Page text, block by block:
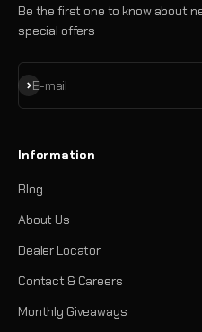
Be the first one to know about
special offers
E-mail
Subscribe
Information
Blog
About Us
Dealer Locator
Contact & Careers
Monthly Giveaways